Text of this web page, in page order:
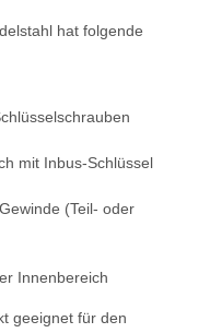
hat folgende
mit Inbus-Schlüssel
(Teil- oder
Innenbereich
geeignet für den